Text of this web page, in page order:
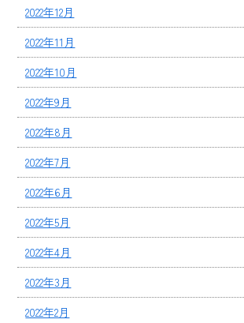
2022年12月
2022年11月
2022年10月
2022年9月
2022年8月
2022年7月
2022年6月
2022年5月
2022年4月
2022年3月
2022年2月